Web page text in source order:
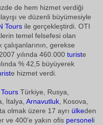
de hem hizmet verdiği
ve düzenli büyümesiyle
Tours ile gerçekleştirdi. OTI
lerin temel felsefesi olan
çalışanlarının, gerekse
yılında 460.000 turiste
% 42,5 büyüyerek
e hizmet verdi.
Türkiye, Rusya,
İtalya, Arnavutluk , Kosova,
olmak üzere 17 ayrı ülkeden
ve 400'e yakın ofis personeli